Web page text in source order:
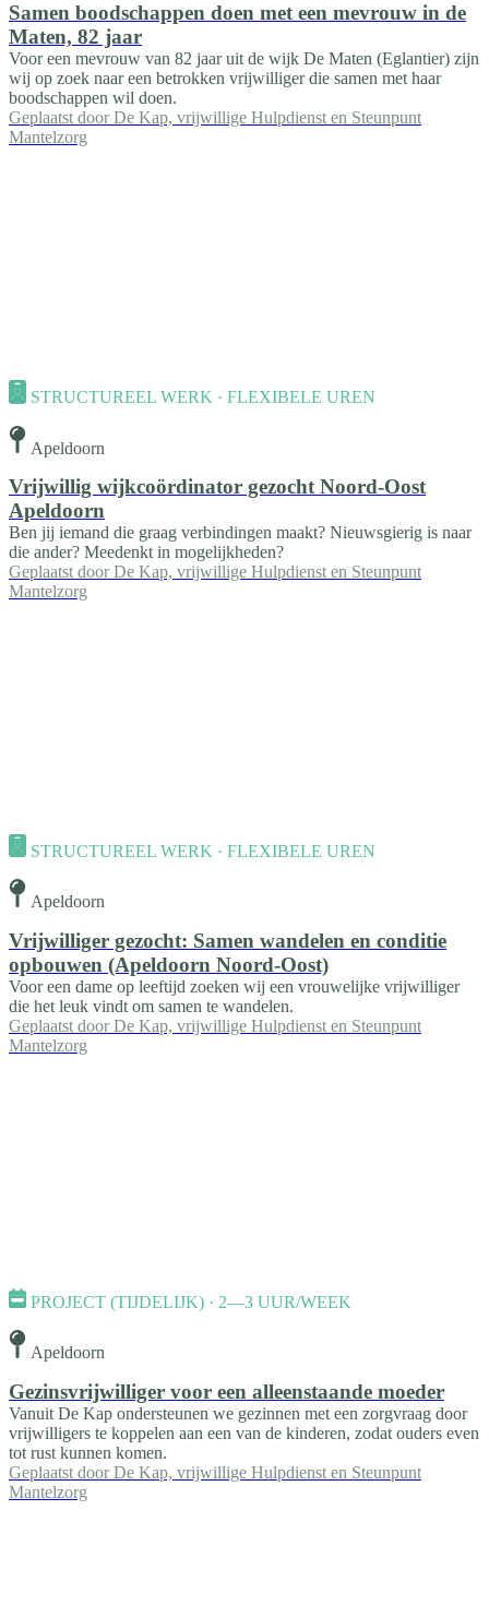
Samen boodschappen doen met een mevrouw in de
Maten, 82 jaar
Voor een mevrouw van 82 jaar uit de wijk De Maten (Eglantier) zijn
wij op zoek naar een betrokken vrijwilliger die samen met haar
boodschappen wil doen.
Geplaatst door De Kap, vrijwillige Hulpdienst en Steunpunt
Mantelzorg
STRUCTUREEL WERK · FLEXIBELE UREN
Apeldoorn
Vrijwillig wijkcoördinator gezocht Noord-Oost
Apeldoorn
Ben jij iemand die graag verbindingen maakt? Nieuwsgierig is naar
die ander? Meedenkt in mogelijkheden?
Geplaatst door De Kap, vrijwillige Hulpdienst en Steunpunt
Mantelzorg
STRUCTUREEL WERK · FLEXIBELE UREN
Apeldoorn
Vrijwilliger gezocht: Samen wandelen en conditie
opbouwen (Apeldoorn Noord-Oost)
Voor een dame op leeftijd zoeken wij een vrouwelijke vrijwilliger
die het leuk vindt om samen te wandelen.
Geplaatst door De Kap, vrijwillige Hulpdienst en Steunpunt
Mantelzorg
PROJECT (TIJDELIJK) · 2—3 UUR/WEEK
Apeldoorn
Gezinsvrijwilliger voor een alleenstaande moeder
Vanuit De Kap ondersteunen we gezinnen met een zorgvraag door
vrijwilligers te koppelen aan een van de kinderen, zodat ouders even
tot rust kunnen komen.
Geplaatst door De Kap, vrijwillige Hulpdienst en Steunpunt
Mantelzorg